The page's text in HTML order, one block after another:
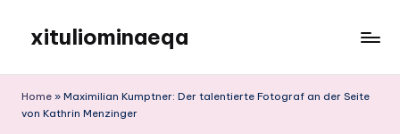
content
xituliominaeqa
Home » Maximilian Kumptner: Der talentierte Fotograf an der Seite
von Kathrin Menzinger